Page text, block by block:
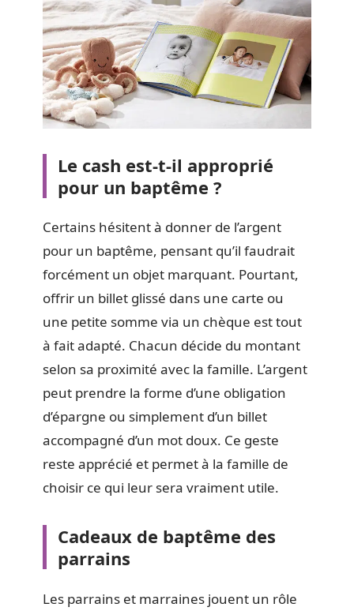
Le cash est-t-il approprié
pour un baptême ?
Certains hésitent à donner de l’argent
pour un baptême, pensant qu’il faudrait
forcément un objet marquant. Pourtant,
offrir un billet glissé dans une carte ou
une petite somme via un chèque est tout
à fait adapté. Chacun décide du montant
selon sa proximité avec la famille. L’argent
peut prendre la forme d’une obligation
d’épargne ou simplement d’un billet
accompagné d’un mot doux. Ce geste
reste apprécié et permet à la famille de
choisir ce qui leur sera vraiment utile.
Cadeaux de baptême des
parrains
Les parrains et marraines jouent un rôle